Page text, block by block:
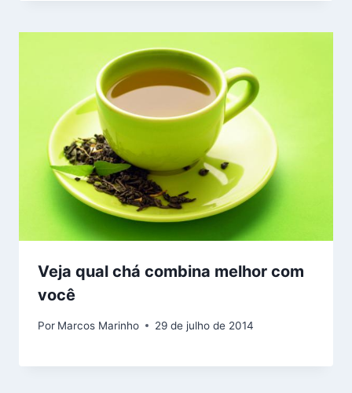
Veja qual chá combina melhor com
você
Por Marcos Marinho 29 de julho de 2014